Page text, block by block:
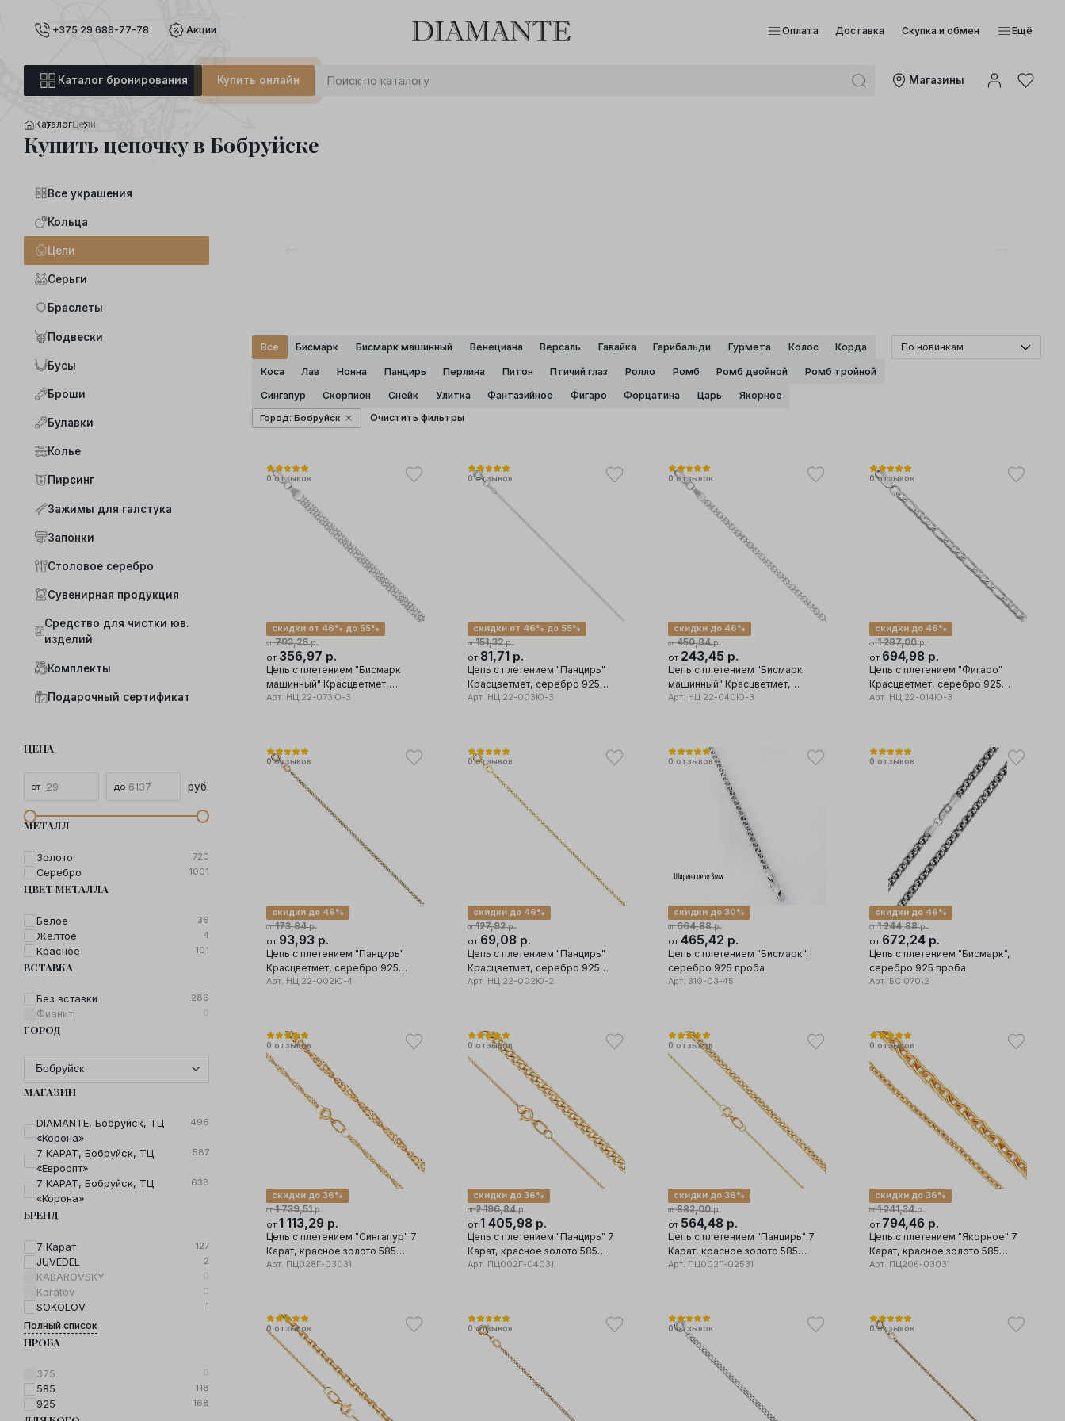
+375 29 689-77-78 Акции Оплата Доставка Скупка и обмен Ещё
Каталог бронирования Купить онлайн Mагазины
0 : 0 0
КаталогЦепи
Купить цепочку в Бобруйске
Все украшения
Кольца
Цепи
Серьги
Браслеты
Подвески
Бусы
Броши
Булавки
Колье
Пирсинг
Зажимы для галстука
Запонки
Столовое серебро
Сувенирная продукция
Средство для чистки юв.
изделий
Комплекты
Подарочный сертификат
ЦЕНА
руб.
МЕТАЛЛ
Золото 720
Серебро 1001
ЦВЕТ МЕТАЛЛА
Белое 36
Желтое 4
Красное 101
ВСТАВКА
Без вставки 286
Фианит 0
ГОРОД
МАГАЗИН
DIAMANTE, Бобруйск, ТЦ
«Корона»
496
7 КАРАТ, Бобруйск, ТЦ
«Евроопт»
587
7 КАРАТ, Бобруйск, ТЦ
«Корона»
638
БРЕНД
7 Карат 127
JUVEDEL 2
KABAROVSKY 0
Karatov 0
SOKOLOV 1
Полный список
ПРОБА
375 0
585 118
925 168
Все Бисмарк Бисмарк машинный Венециана Версаль Гавайка Гарибальди Гурмета Колос Корда
Коса Лав Нонна Панцирь Перлина Питон Птичий глаз Ролло Ромб Ромб двойной Ромб тройной
Сингапур Скорпион Снейк Улитка Фантазийное Фигаро Форцатина Царь Якорное
Город : Бобруйск Очистить фильтры
По новинкам
0 отзывов
от793,26р.
скидки от 46% до 55%
от 356,97 р.
Цепь с плетением "Бисмарк
машинный" Красцветмет,
серебро 925 проба
Арт. НЦ 22-073Ю-3
0 отзывов
от151,32р.
скидки от 46% до 55%
от 81,71 р.
Цепь с плетением "Панцирь"
Красцветмет, серебро 925
проба
Арт. НЦ 22-003Ю-3
0 отзывов
от450,84р.
скидки до 46%
от 243,45 р.
Цепь с плетением "Бисмарк
машинный" Красцветмет,
серебро 925 проба
Арт. НЦ 22-040Ю-3
0 отзывов
от1 287,00р.
скидки до 46%
от 694,98 р.
Цепь с плетением "Фигаро"
Красцветмет, серебро 925
проба
Арт. НЦ 22-014Ю-3
0 отзывов
от173,94р.
скидки до 46%
от 93,93 р.
Цепь с плетением "Панцирь"
Красцветмет, серебро 925
проба
Арт. НЦ 22-002Ю-4
0 отзывов
от127,92р.
скидки до 46%
от 69,08 р.
Цепь с плетением "Панцирь"
Красцветмет, серебро 925
проба
Арт. НЦ 22-002Ю-2
0 отзывов
от664,88р.
скидки до 30%
от 465,42 р.
Цепь с плетением "Бисмарк",
серебро 925 проба
Арт. 310-03-45
0 отзывов
от1 244,88р.
скидки до 46%
от 672,24 р.
Цепь с плетением "Бисмарк",
серебро 925 проба
Арт. БС 070\2
0 отзывов
от1 739,51р.
скидки до 36%
от 1 113,29 р.
Цепь с плетением "Сингапур" 7
Карат, красное золото 585
проба
Арт. ПЦ028Г-03031
0 отзывов
от2 196,84р.
скидки до 36%
от 1 405,98 р.
Цепь с плетением "Панцирь" 7
Карат, красное золото 585
проба
Арт. ПЦ002Г-04031
0 отзывов
от882,00р.
скидки до 36%
от 564,48 р.
Цепь с плетением "Панцирь" 7
Карат, красное золото 585
проба
Арт. ПЦ002Г-02531
0 отзывов
от1 241,34р.
скидки до 36%
от 794,46 р.
Цепь с плетением "Якорное" 7
Карат, красное золото 585
проба
Арт. ПЦ206-03031
0 отзывов 0 отзывов 0 отзывов 0 отзывов